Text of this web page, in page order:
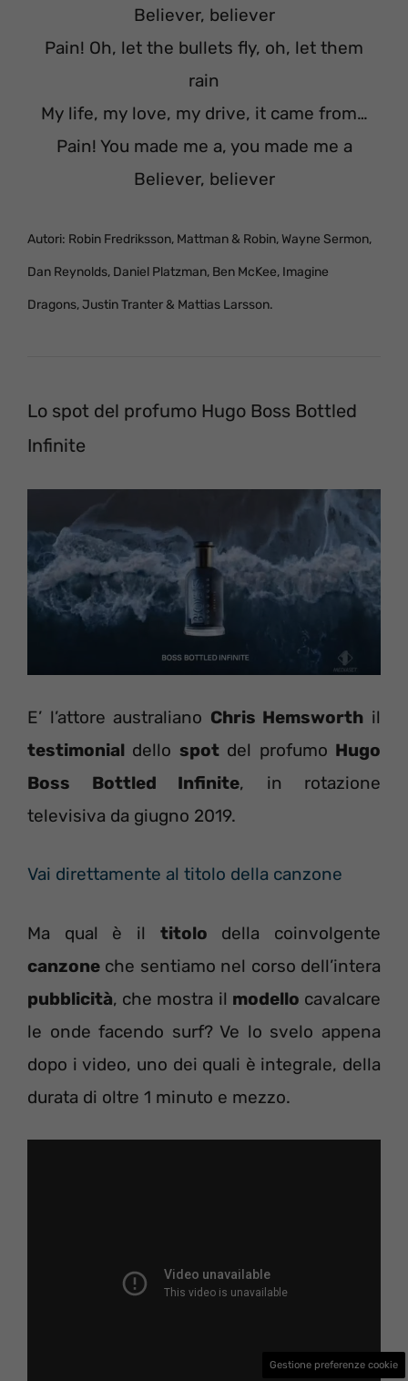
Believer, believer
Pain! Oh, let the bullets fly, oh, let them
rain
My life, my love, my drive, it came from…
Pain! You made me a, you made me a
Believer, believer
Autori: Robin Fredriksson, Mattman & Robin, Wayne Sermon,
Dan Reynolds, Daniel Platzman, Ben McKee, Imagine
Dragons, Justin Tranter & Mattias Larsson.
Lo spot del profumo Hugo Boss Bottled
Infinite
E’ l’attore australiano Chris Hemsworth il
testimonial dello spotdel profumo Hugo
Boss Bottled Infinite, in rotazione
televisiva da giugno 2019.
Vai direttamente al titolo della canzone
Ma qual è il titolo della coinvolgente
canzone che sentiamo nel corso dell’intera
pubblicità, che mostra il modello cavalcare
le onde facendo surf? Ve lo svelo appena
dopo i video, uno dei quali è integrale, della
durata di oltre 1 minuto e mezzo.
Gestione preferenze cookie